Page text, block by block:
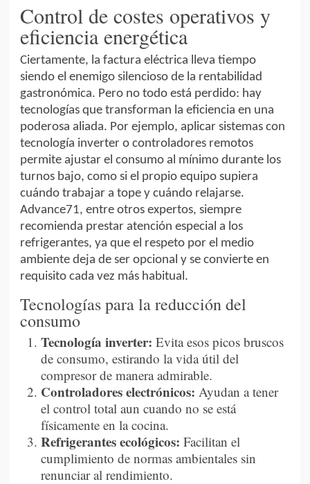
Control de costes operativos y
eficiencia energética
Ciertamente, la factura eléctrica lleva tiempo
siendo el enemigo silencioso de la rentabilidad
gastronómica. Pero no todo está perdido: hay
tecnologías que transforman la eficiencia en una
poderosa aliada. Por ejemplo, aplicar sistemas con
tecnología inverter o controladores remotos
permite ajustar el consumo al mínimo durante los
turnos bajo, como si el propio equipo supiera
cuándo trabajar a tope y cuándo relajarse.
Advance71, entre otros expertos, siempre
recomienda prestar atención especial a los
refrigerantes, ya que el respeto por el medio
ambiente deja de ser opcional y se convierte en
requisito cada vez más habitual.
Tecnologías para la reducción del
consumo
Tecnología inverter: Evita esos picos bruscos
de consumo, estirando la vida útil del
compresor de manera admirable.
Controladores electrónicos: Ayudan a tener
el control total aun cuando no se está
físicamente en la cocina.
Refrigerantes ecológicos: Facilitan el
cumplimiento de normas ambientales sin
renunciar al rendimiento.